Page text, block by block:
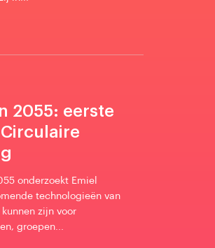
2055: eerste
onderzoekt Emiel
technologieën van
zijn voor
groepen...